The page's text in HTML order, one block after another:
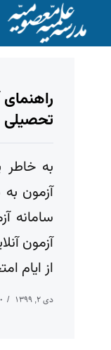
تحصیلی ۴۰۰ – ۱۳۹۹
به
آزمون
سامانه
آزمون
از ایام
دی ۲, ۱۳۹۹ ۰ بازدیدها